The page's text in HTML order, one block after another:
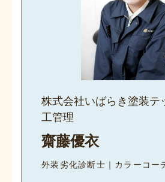
株式会社いばらき塗装テ
工管理
齋藤優衣
外装劣化診断士｜カラーコー